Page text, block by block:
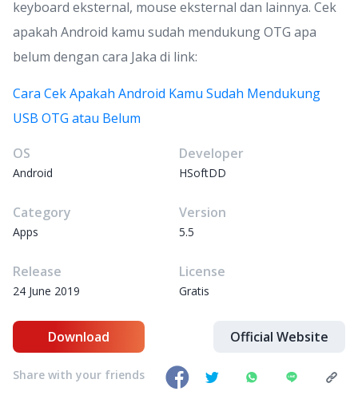
keyboard eksternal, mouse eksternal dan lainnya. Cek
apakah Android kamu sudah mendukung OTG apa
belum dengan cara Jaka di link:
Cara Cek Apakah Android Kamu Sudah Mendukung
USB OTG atau Belum
OS
Android
Developer
HSoftDD
Category
Apps
Version
5.5
Release
24 June 2019
License
Gratis
Download Official Website
Share with your friends